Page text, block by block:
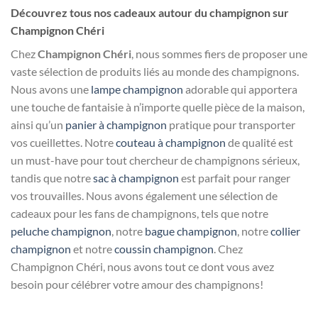
Découvrez tous nos cadeaux autour du champignon sur
Champignon Chéri
ChezChampignon Chéri, nous sommes fiers de proposer une
vaste sélection de produits liés au monde des champignons.
Nous avons une lampe champignon adorable qui apportera
une touche de fantaisie à n’importe quelle pièce de la maison,
ainsi qu’un panier à champignon pratique pour transporter
vos cueillettes. Notrecouteau à champignon de qualité est
un must-have pour tout chercheur de champignons sérieux,
tandis que notresac à champignon est parfait pour ranger
vos trouvailles. Nous avons également une sélection de
cadeaux pour les fans de champignons, tels que notre
peluche champignon, notre bague champignon, notrecollier
champignon et notrecoussin champignon. Chez
Champignon Chéri, nous avons tout ce dont vous avez
besoin pour célébrer votre amour des champignons!